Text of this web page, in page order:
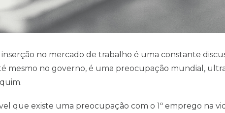
no mercado de trabalho é uma constante
mesmo no governo, é uma preocupação mundial,
que existe uma preocupação com o 1º emprego na